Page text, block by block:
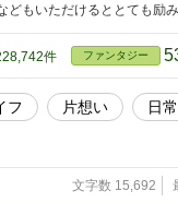
もいただけるととても励み
件 ファンタジー
フ 片想い 日常
文字数 15,692